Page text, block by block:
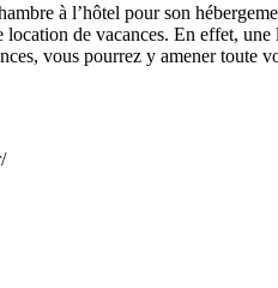
à l’hôtel pour son
de vacances. En effet,
vous pourrez y amener